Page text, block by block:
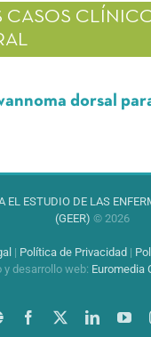
CASOS
dorsal
EL ESTUDIO DE LAS
(GEER) © 2026
| Política de Privacidad |
y desarrollo web: Euromedia
Sitio
Facebook LinkedIn